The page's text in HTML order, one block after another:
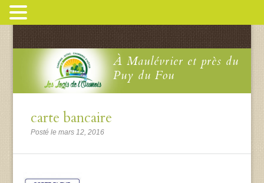
À Maulévrier et près du
Puy du Fou
carte bancaire
Posté le mars 12, 2016